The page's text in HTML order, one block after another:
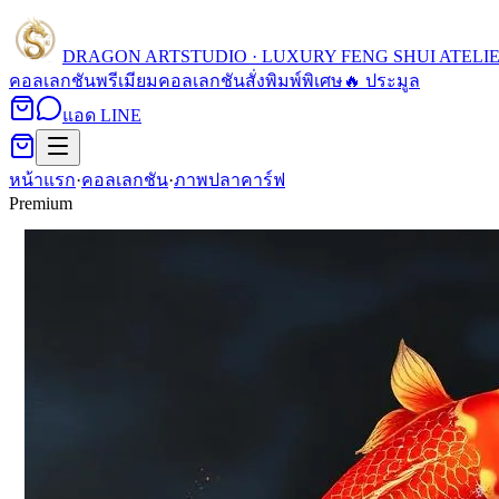
DRAGON ARTSTUDIO · LUXURY FENG SHUI
คอลเลกชันพรีเมียมคอลเลกชันสั่งพิมพ์พิเศษ 🔥 ประมูล
แอด LINE
หน้าแรก·คอลเลกชัน·ภาพปลาคาร์ฟ
Premium